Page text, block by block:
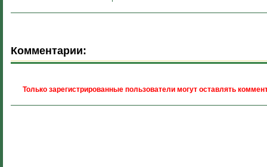
Комментарии:
Только зарегистрированные пользователи могут оставлять